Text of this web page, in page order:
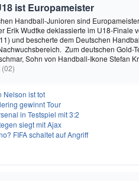
ist Europameister
Handball-Junioren sind
Erik Wudtke deklassierte im U18-Finale
und bescherte dem Deutschen
Zum deutschen Gold-
Sohn von Handball-Ikone Stefan
(02)
Nelson ist tot
gewinnt Tour
in Testspiel mit 3:2
siegt mit Ajax
FIFA schaltet auf Angriff